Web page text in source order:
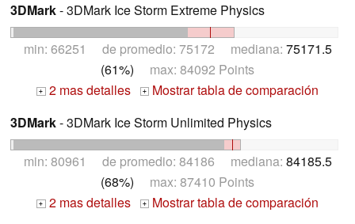
3DMark- 3DMark Ice Storm Extreme Physics
min: 66251 de promedio: 75172 mediana: 75171.5
(61%) max: 84092 Points
+ 2 mas detalles +
Mostrar tabla de comparación
3DMark- 3DMark Ice Storm Unlimited Physics
min: 80961 de promedio: 84186 mediana: 84185.5
(68%) max: 87410 Points
+ 2 mas detalles +
Mostrar tabla de comparación